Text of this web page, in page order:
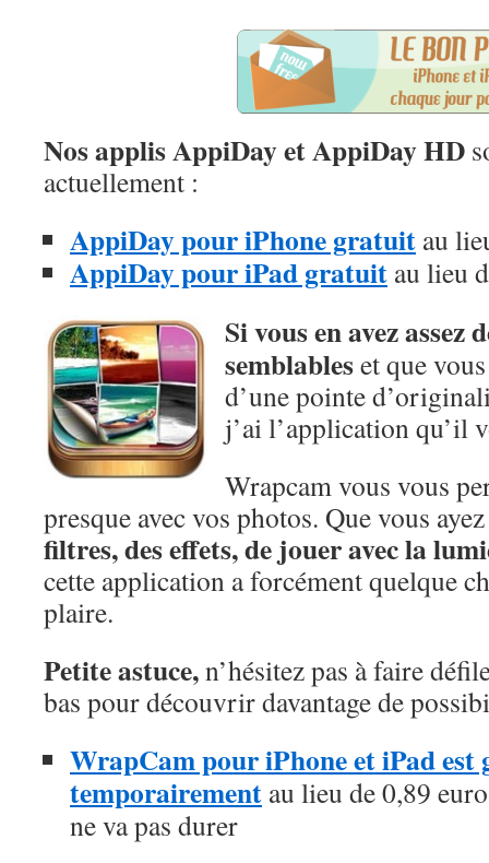
Nos applis AppiDay et AppiDay HD
actuellement :
AppiDay pour iPhone gratuit au
AppiDay pour iPad gratuit au lieu
Si vous en avez assez
semblableset que
d’une pointe
j’ai l’application qu’il
Wrapcam vous vous
presque avec vos photos. Que vous
filtres, des effets, de jouer avec la
cette application a forcément quelque
plaire.
Petite astuce,n’hésitez pas à faire
bas pour découvrir davantage de
WrapCam pour iPhone et iPad
temporairement au lieu de 0,89
ne va pas durer